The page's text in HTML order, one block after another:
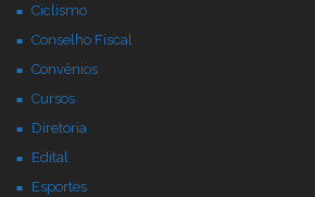
Ciclismo
Conselho Fiscal
Convênios
Cursos
Diretoria
Edital
Esportes